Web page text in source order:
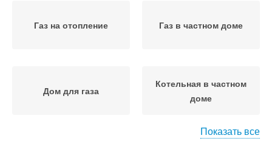
Газ на отопление Газ в частном доме
Дом для газа
Котельная в частном
доме
Показать все